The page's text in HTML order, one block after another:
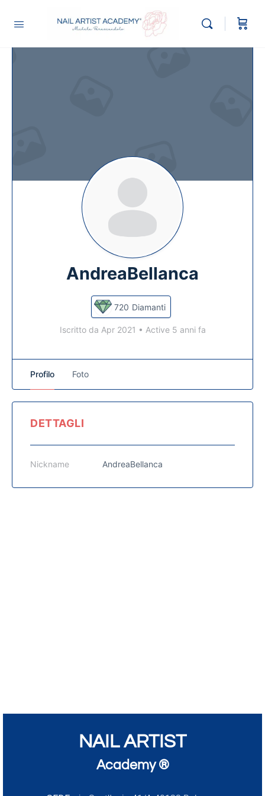
AndreaBellanca
720 Diamanti
Iscritto da Apr 2021 • Active 5 anni fa
Profilo Foto
DETTAGLI
Nickname AndreaBellanca
NAIL ARTIST
Academy ®